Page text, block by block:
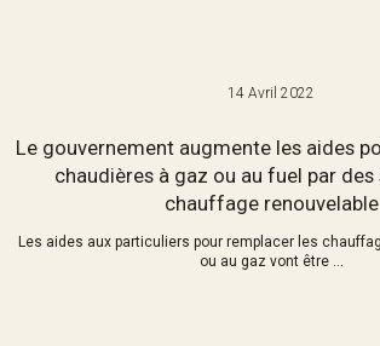
14 Avril 2022
Le gouvernement augmente les aides
chaudières à gaz ou au fuel par
chauffage renouvelable
Les aides aux particuliers pour remplacer les
ou au gaz vont être ...